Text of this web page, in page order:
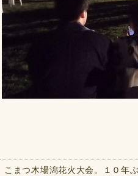
こまつ木場潟花火大会。１０年